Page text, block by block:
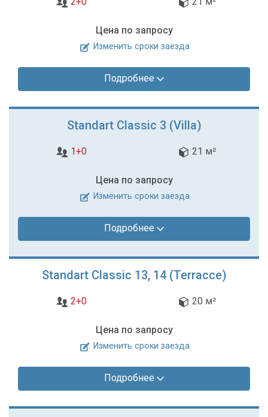
Цена по запросу
Изменить сроки заезда
Подробнее
Standart Classic 3 (Villa)
1+0 21 м²
Цена по запросу
Изменить сроки заезда
Подробнее
Standart Classic 13, 14 (Terracce)
2+0 20 м²
Цена по запросу
Изменить сроки заезда
Подробнее